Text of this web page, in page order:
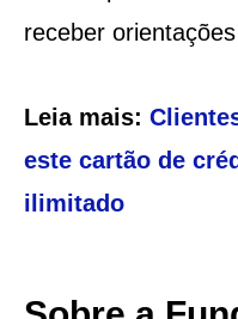
receber
Leia mais:
este cartão de
ilimitado